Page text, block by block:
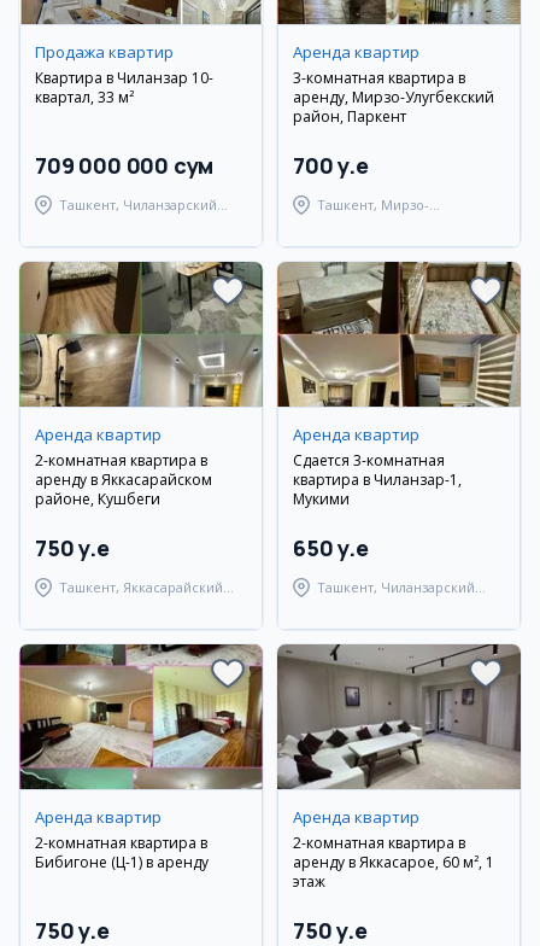
Продажа квартир
Квартира в Чиланзар 10-
квартал, 33 м²
709 000 000 сум
Ташкент, Чиланзарский
Аренда квартир
3-комнатная квартира в
аренду, Мирзо-Улугбекский
район, Паркент
700 y.e
Ташкент, Мирзо-
Аренда квартир
2-комнатная квартира в
аренду в Яккасарайском
районе, Кушбеги
750 y.e
Ташкент, Яккасарайский
Аренда квартир
Сдается 3-комнатная
квартира в Чиланзар-1,
Мукими
650 y.e
Ташкент, Чиланзарский
Аренда квартир
2-комнатная квартира в
Бибигоне (Ц-1) в аренду
750 y.e
Аренда квартир
2-комнатная квартира в
аренду в Яккасарое, 60 м², 1
этаж
750 y.e